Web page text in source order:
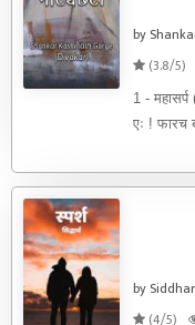
by
(3.8/5)
1 -
एः ! फारच
by
(4/5)